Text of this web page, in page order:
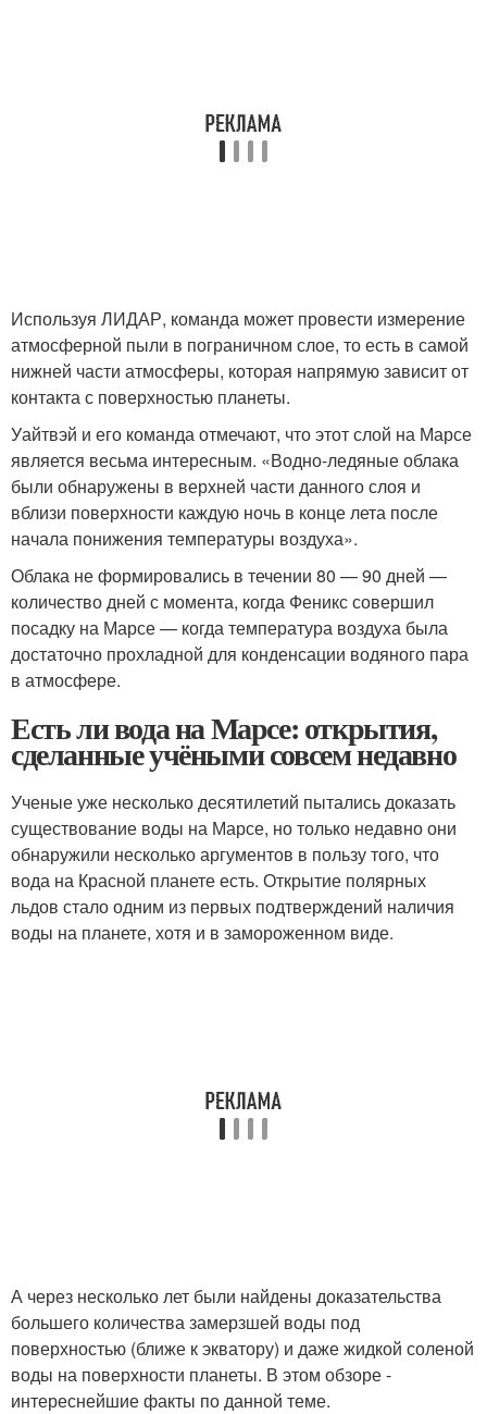
Используя ЛИДАР, команда может провести измерение
атмосферной пыли в пограничном слое, то есть в самой
нижней части атмосферы, которая напрямую зависит от
контакта с поверхностью планеты.
Уайтвэй и его команда отмечают, что этот слой на Марсе
является весьма интересным. «Водно-ледяные облака
были обнаружены в верхней части данного слоя и
вблизи поверхности каждую ночь в конце лета после
начала понижения температуры воздуха».
Облака не формировались в течении 80 — 90 дней —
количество дней с момента, когда Феникс совершил
посадку на Марсе — когда температура воздуха была
достаточно прохладной для конденсации водяного пара
в атмосфере.
Есть ли вода на Марсе: открытия,
сделанные учёными совсем недавно
Ученые уже несколько десятилетий пытались доказать
существование воды на Марсе, но только недавно они
обнаружили несколько аргументов в пользу того, что
вода на Красной планете есть. Открытие полярных
льдов стало одним из первых подтверждений наличия
воды на планете, хотя и в замороженном виде.
А через несколько лет были найдены доказательства
большего количества замерзшей воды под
поверхностью (ближе к экватору) и даже жидкой соленой
воды на поверхности планеты. В этом обзоре -
интереснейшие факты по данной теме.